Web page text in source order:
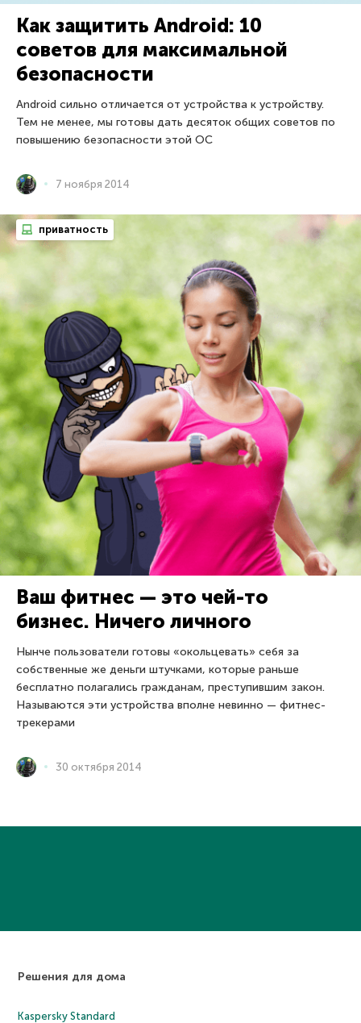
Как защитить Android: 10
советов для максимальной
безопасности
Android сильно отличается от устройства к устройству.
Тем не менее, мы готовы дать десяток общих советов по
повышению безопасности этой ОС
7 ноября 2014
приватность
Ваш фитнес — это чей-то
бизнес. Ничего личного
Нынче пользователи готовы «окольцевать» себя за
собственные же деньги штучками, которые раньше
бесплатно полагались гражданам, преступившим закон.
Называются эти устройства вполне невинно — фитнес-
трекерами
30 октября 2014
Решения для дома
Kaspersky Standard